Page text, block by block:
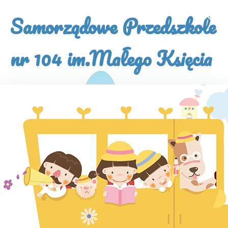
Samorządowe Przedszkole
nr 104 im.Małego Księcia
×